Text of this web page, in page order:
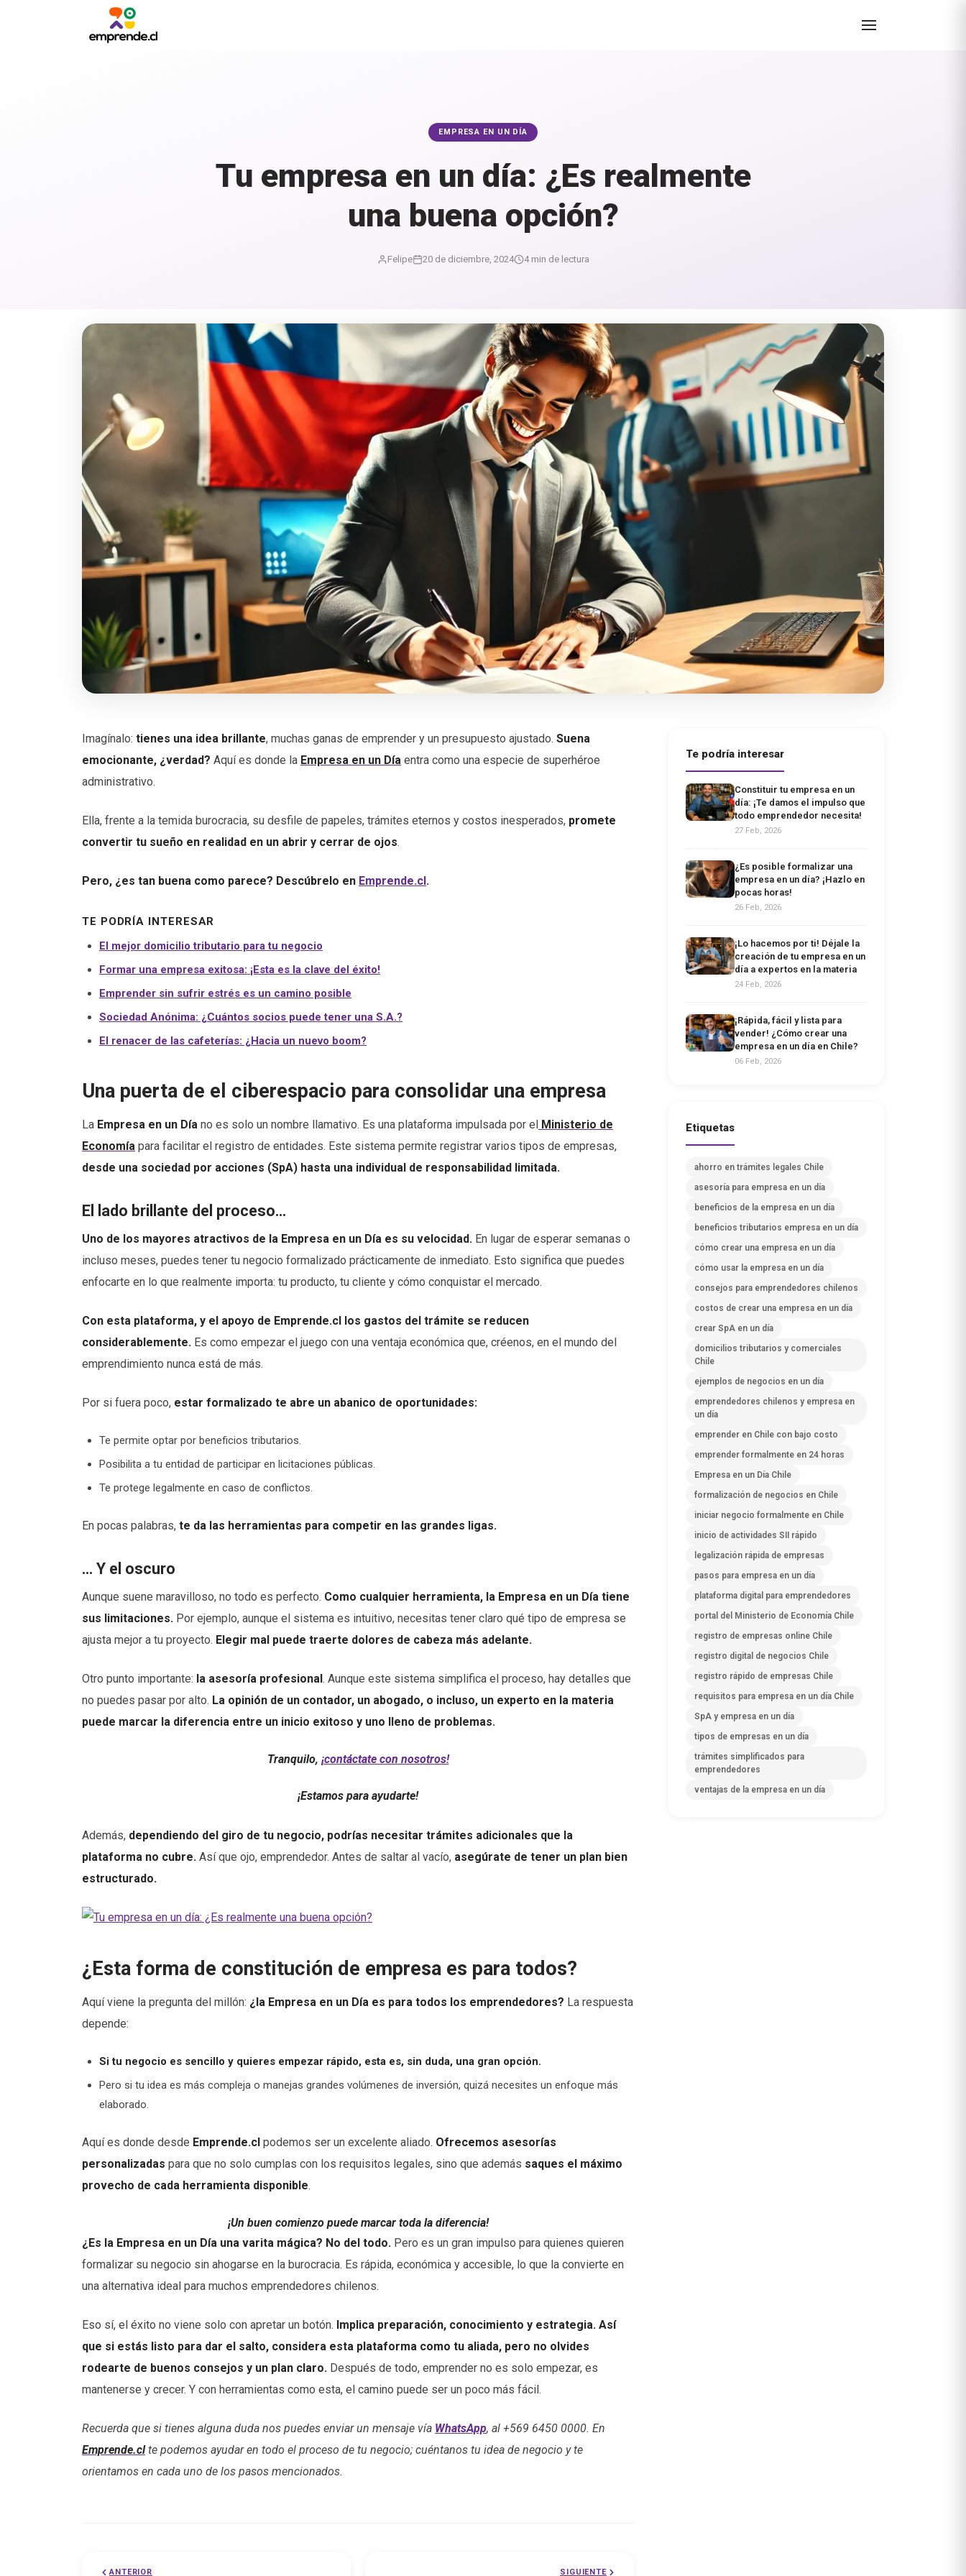
EMPRESA EN UN DÍA
Tu empresa en un día: ¿Es realmente
una buena opción?
Felipe 20 de diciembre, 2024 4 min de lectura
Imagínalo: tienes una idea brillante, muchas ganas de emprender y un presupuesto ajustado. Suena
emocionante, ¿verdad? Aquí es donde la Empresa en un Día entra como una especie de superhéroe
administrativo.
Ella, frente a la temida burocracia, su desfile de papeles, trámites eternos y costos inesperados, promete
convertir tu sueño en realidad en un abrir y cerrar de ojos.
Pero, ¿es tan buena como parece? Descúbrelo en Emprende.cl.
TE PODRÍA INTERESAR
El mejor domicilio tributario para tu negocio
Formar una empresa exitosa: ¡Esta es la clave del éxito!
Emprender sin sufrir estrés es un camino posible
Sociedad Anónima: ¿Cuántos socios puede tener una S.A.?
El renacer de las cafeterías: ¿Hacia un nuevo boom?
Una puerta de el ciberespacio para consolidar una empresa
La Empresa en un Día no es solo un nombre llamativo. Es una plataforma impulsada por el Ministerio de
Economía para facilitar el registro de entidades. Este sistema permite registrar varios tipos de empresas,
desde una sociedad por acciones (SpA) hasta una individual de responsabilidad limitada.
El lado brillante del proceso…
Uno de los mayores atractivos de la Empresa en un Día es su velocidad. En lugar de esperar semanas o
incluso meses, puedes tener tu negocio formalizado prácticamente de inmediato. Esto significa que puedes
enfocarte en lo que realmente importa: tu producto, tu cliente y cómo conquistar el mercado.
Con esta plataforma, y el apoyo de Emprende.cl los gastos del trámite se reducen
considerablemente. Es como empezar el juego con una ventaja económica que, créenos, en el mundo del
emprendimiento nunca está de más.
Por si fuera poco, estar formalizado te abre un abanico de oportunidades:
Te permite optar por beneficios tributarios.
Posibilita a tu entidad de participar en licitaciones públicas.
Te protege legalmente en caso de conflictos.
En pocas palabras, te da las herramientas para competir en las grandes ligas.
… Y el oscuro
Aunque suene maravilloso, no todo es perfecto. Como cualquier herramienta, la Empresa en un Día tiene
sus limitaciones. Por ejemplo, aunque el sistema es intuitivo, necesitas tener claro qué tipo de empresa se
ajusta mejor a tu proyecto. Elegir mal puede traerte dolores de cabeza más adelante.
Otro punto importante: la asesoría profesional. Aunque este sistema simplifica el proceso, hay detalles que
no puedes pasar por alto. La opinión de un contador, un abogado, o incluso, un experto en la materia
puede marcar la diferencia entre un inicio exitoso y uno lleno de problemas.
Tranquilo, ¡contáctate con nosotros!
¡Estamos para ayudarte!
Además, dependiendo del giro de tu negocio, podrías necesitar trámites adicionales que la
plataforma no cubre. Así que ojo, emprendedor. Antes de saltar al vacío, asegúrate de tener un plan bien
estructurado.
¿Esta forma de constitución de empresa es para todos?
Aquí viene la pregunta del millón: ¿la Empresa en un Día es para todos los emprendedores? La respuesta
depende:
Si tu negocio es sencillo y quieres empezar rápido, esta es, sin duda, una gran opción.
Pero si tu idea es más compleja o manejas grandes volúmenes de inversión, quizá necesites un enfoque más
elaborado.
Aquí es donde desde Emprende.cl podemos ser un excelente aliado. Ofrecemos asesorías
personalizadas para que no solo cumplas con los requisitos legales, sino que además saques el máximo
provecho de cada herramienta disponible.
¡Un buen comienzo puede marcar toda la diferencia!
¿Es la Empresa en un Día una varita mágica? No del todo. Pero es un gran impulso para quienes quieren
formalizar su negocio sin ahogarse en la burocracia. Es rápida, económica y accesible, lo que la convierte en
una alternativa ideal para muchos emprendedores chilenos.
Eso sí, el éxito no viene solo con apretar un botón. Implica preparación, conocimiento y estrategia. Así
que si estás listo para dar el salto, considera esta plataforma como tu aliada, pero no olvides
rodearte de buenos consejos y un plan claro. Después de todo, emprender no es solo empezar, es
mantenerse y crecer. Y con herramientas como esta, el camino puede ser un poco más fácil.
Recuerda que si tienes alguna duda nos puedes enviar un mensaje vía WhatsApp, al +569 6450 0000. En
Emprende.clte podemos ayudar en todo el proceso de tu negocio; cuéntanos tu idea de negocio y te
orientamos en cada uno de los pasos mencionados.
ANTERIOR SIGUIENTE
Te podría interesar
Constituir tu empresa en un
día: ¡Te damos el impulso que
todo emprendedor necesita!
27 Feb, 2026
¿Es posible formalizar una
empresa en un día? ¡Hazlo en
pocas horas!
26 Feb, 2026
¡Lo hacemos por ti! Déjale la
creación de tu empresa en un
día a expertos en la materia
24 Feb, 2026
¡Rápida, fácil y lista para
vender! ¿Cómo crear una
empresa en un día en Chile?
06 Feb, 2026
Etiquetas
ahorro en trámites legales Chile
asesoría para empresa en un día
beneficios de la empresa en un día
beneficios tributarios empresa en un día
cómo crear una empresa en un día
cómo usar la empresa en un día
consejos para emprendedores chilenos
costos de crear una empresa en un día
crear SpA en un día
domicilios tributarios y comerciales
Chile
ejemplos de negocios en un día
emprendedores chilenos y empresa en
un día
emprender en Chile con bajo costo
emprender formalmente en 24 horas
Empresa en un Día Chile
formalización de negocios en Chile
iniciar negocio formalmente en Chile
inicio de actividades SII rápido
legalización rápida de empresas
pasos para empresa en un día
plataforma digital para emprendedores
portal del Ministerio de Economía Chile
registro de empresas online Chile
registro digital de negocios Chile
registro rápido de empresas Chile
requisitos para empresa en un día Chile
SpA y empresa en un día
tipos de empresas en un día
trámites simplificados para
emprendedores
ventajas de la empresa en un día